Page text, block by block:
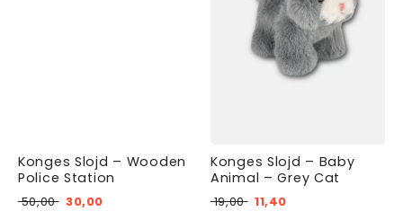
Konges Slojd – Wooden
Police Station
50,00 30,00
Konges Slojd – Baby
Animal – Grey Cat
19,00 11,40